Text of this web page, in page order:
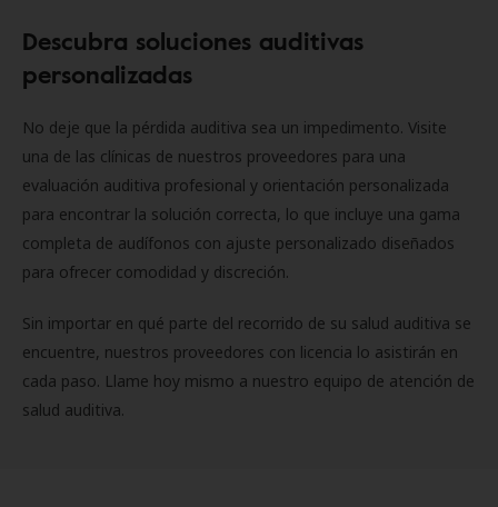
Descubra soluciones auditivas
personalizadas
No deje que la pérdida auditiva sea un impedimento. Visite
una de las clínicas de nuestros proveedores para una
evaluación auditiva profesional y orientación personalizada
para encontrar la solución correcta, lo que incluye una gama
completa de audífonos con ajuste personalizado diseñados
para ofrecer comodidad y discreción.
Sin importar en qué parte del recorrido de su salud auditiva se
encuentre, nuestros proveedores con licencia lo asistirán en
cada paso. Llame hoy mismo a nuestro equipo de atención de
salud auditiva.